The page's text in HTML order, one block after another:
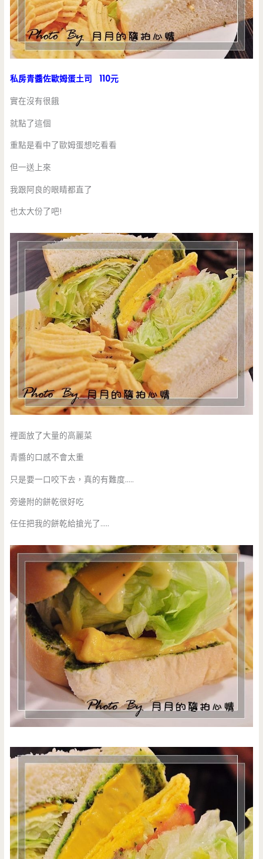
私房青醬佐歐姆蛋土司 110元
實在沒有很餓
就點了這個
重點是看中了歐姆蛋想吃看看
但一送上來
我跟阿良的眼睛都直了
也太大份了吧!
裡面放了大量的高麗菜
青醬的口感不會太重
只是要一口咬下去，真的有難度…..
旁邊附的餅乾很好吃
任任把我的餅乾給搶光了…..